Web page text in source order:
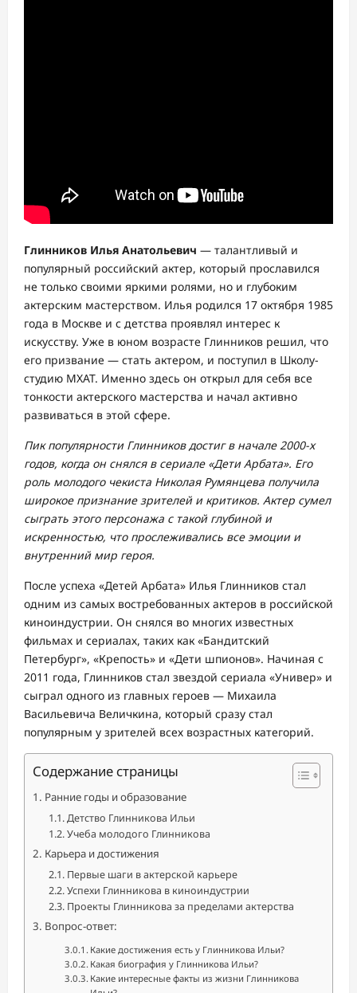
Глинников Илья Анатольевич — талантливый и
популярный российский актер, который прославился
не только своими яркими ролями, но и глубоким
актерским мастерством. Илья родился 17 октября 1985
года в Москве и с детства проявлял интерес к
искусству. Уже в юном возрасте Глинников решил, что
его призвание — стать актером, и поступил в Школу-
студию МХАТ. Именно здесь он открыл для себя все
тонкости актерского мастерства и начал активно
развиваться в этой сфере.
Пик популярности Глинников достиг в начале 2000-х
годов, когда он снялся в сериале «Дети Арбата». Его
роль молодого чекиста Николая Румянцева получила
широкое признание зрителей и критиков. Актер сумел
сыграть этого персонажа с такой глубиной и
искренностью, что прослеживались все эмоции и
внутренний мир героя.
После успеха «Детей Арбата» Илья Глинников стал
одним из самых востребованных актеров в российской
киноиндустрии. Он снялся во многих известных
фильмах и сериалах, таких как «Бандитский
Петербург», «Крепость» и «Дети шпионов». Начиная с
2011 года, Глинников стал звездой сериала «Универ» и
сыграл одного из главных героев — Михаила
Васильевича Величкина, который сразу стал
популярным у зрителей всех возрастных категорий.
Содержание страницы
Ранние годы и образование
Детство Глинникова Ильи
Учеба молодого Глинникова
Карьера и достижения
Первые шаги в актерской карьере
Успехи Глинникова в киноиндустрии
Проекты Глинникова за пределами актерства
Вопрос-ответ:
Какие достижения есть у Глинникова Ильи?
Какая биография у Глинникова Ильи?
Какие интересные факты из жизни Глинникова